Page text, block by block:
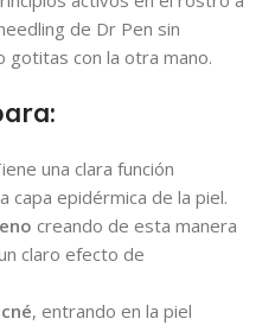
de Dr Pen sin
gotitas con la otra mano.
una clara función
capa epidérmica de la piel.
creando de esta manera
claro efecto de
, entrando en la piel